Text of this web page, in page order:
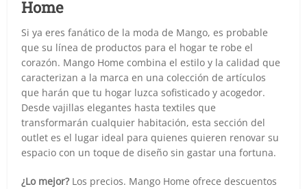
Home
Si ya eres fanático de la moda de Mango, es probable
que su línea de productos para el hogar te robe el
corazón. Mango Home combina el estilo y la calidad que
caracterizan a la marca en una colección de artículos
que harán que tu hogar luzca sofisticado y acogedor.
Desde vajillas elegantes hasta textiles que
transformarán cualquier habitación, esta sección del
outlet es el lugar ideal para quienes quieren renovar su
espacio con un toque de diseño sin gastar una fortuna.
¿Lo mejor? Los precios. Mango Home ofrece descuentos